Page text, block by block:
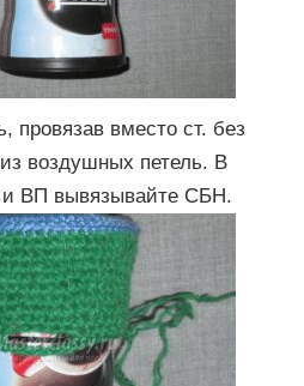
провязав вместо ст. без
воздушных петель. В
ВП вывязывайте СБН.